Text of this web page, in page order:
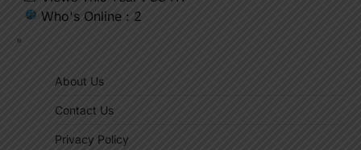
Who's Online : 2
"
About Us
Contact Us
Privacy Policy